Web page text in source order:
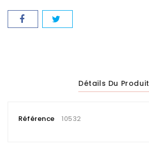
Détails Du Produit
Référence 10532